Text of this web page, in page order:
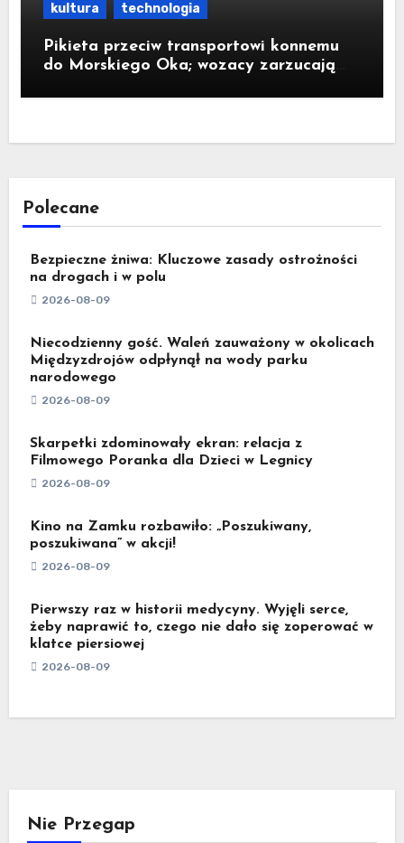
kultura technologia
Pikieta przeciw transportowi konnemu
do Morskiego Oka; wozacy zarzucają
Polecane
Bezpieczne żniwa: Kluczowe zasady ostrożności
na drogach i w polu
2026-08-09
Niecodzienny gość. Waleń zauważony w okolicach
Międzyzdrojów odpłynął na wody parku
narodowego
2026-08-09
Skarpetki zdominowały ekran: relacja z
Filmowego Poranka dla Dzieci w Legnicy
2026-08-09
Kino na Zamku rozbawiło: „Poszukiwany,
poszukiwana” w akcji!
2026-08-09
Pierwszy raz w historii medycyny. Wyjęli serce,
żeby naprawić to, czego nie dało się zoperować w
klatce piersiowej
2026-08-09
Nie Przegap